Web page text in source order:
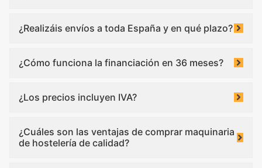
¿Realizáis envíos a toda España y en qué plazo?
¿Cómo funciona la financiación en 36 meses?
¿Los precios incluyen IVA?
¿Cuáles son las ventajas de comprar maquinaria
de hostelería de calidad?